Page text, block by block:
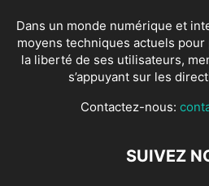
Dans un monde numérique et
moyens techniques actuels
la liberté de ses utilisateurs,
s’appuyant sur les
Contactez-nous:
SUIVEZ